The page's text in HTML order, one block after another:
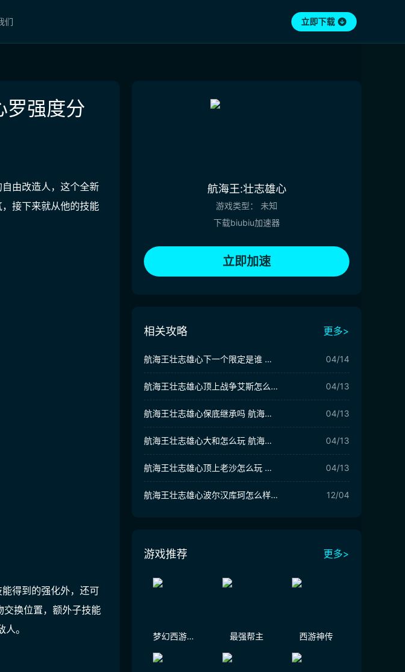
们 立即下载
罗强度分
由改造人，这个全新
接下来就从他的技能
得到的强化外，还可
交换位置，额外子技能
。
航海王:壮志雄心
游戏类型：
未知
下载biubiu加速器
立即加速
相关攻略 更多>
航海王壮志雄心下一个限定是谁 航海王壮志雄心下一个限定角色预测 04/14
航海王壮志雄心顶上战争艾斯怎么玩 航海王壮志雄心顶上战争艾斯攻略 04/13
航海王壮志雄心保底继承吗 航海王壮志雄心抽卡规则介绍​ 04/13
航海王壮志雄心大和怎么玩 ​航海王壮志雄心大和技能机制讲解 04/13
航海王壮志雄心顶上老沙怎么玩 航海王壮志雄心顶上老沙攻略 04/13
航海王壮志雄心波尔汉库珂怎么样 航海王壮志雄心波尔汉库珂技能介绍 12/04
游戏推荐 更多>
梦幻西游（大陆服） 最强帮主 西游神传